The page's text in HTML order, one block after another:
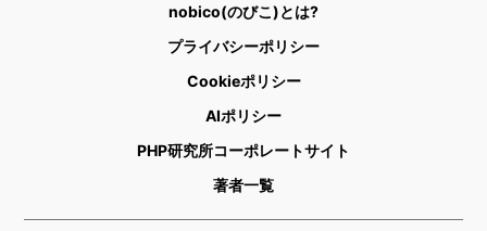
nobico(のびこ)とは?
プライバシーポリシー
Cookieポリシー
AIポリシー
PHP研究所コーポレートサイト
著者一覧